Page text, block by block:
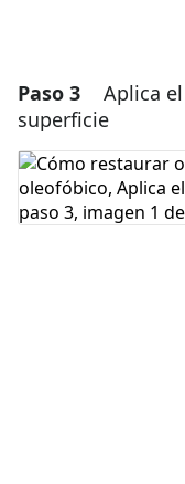
Paso 3
Aplica
superficie